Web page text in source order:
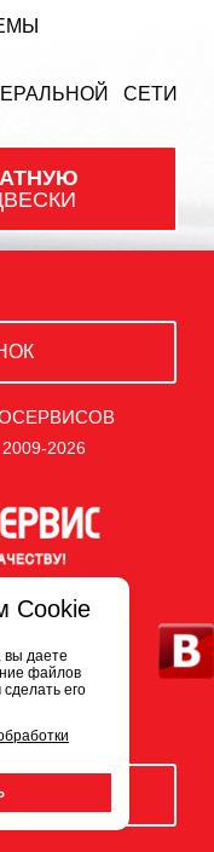
СЕТИ
2026
данных
Cookie
вы даете
файлов
его